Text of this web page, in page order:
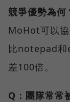
競爭優勢為何
MoHot可以
比notepad和
差100倍。
Q：團隊常常